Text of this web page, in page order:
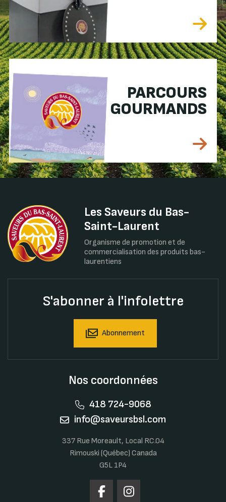
PARCOURS
GOURMANDS
Les Saveurs du Bas-
Saint-Laurent
Organisme de promotion et de
commercialisation des produits bas-
laurentiens
S'abonner à l'infolettre
Abonnement
Nos coordonnées
418 724-9068
info@saveursbsl.com
337 Rue Moreault, Local RC.04
Rimouski (Québec) Canada
G5L 1P4